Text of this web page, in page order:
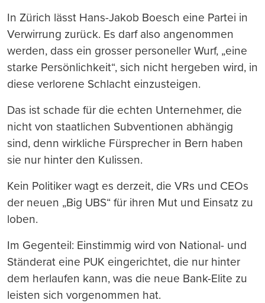
In Zürich lässt Hans-Jakob Boesch eine Partei in
Verwirrung zurück. Es darf also angenommen
werden, dass ein grosser personeller Wurf, „eine
starke Persönlichkeit“, sich nicht hergeben wird, in
diese verlorene Schlacht einzusteigen.
Das ist schade für die echten Unternehmer, die
nicht von staatlichen Subventionen abhängig
sind, denn wirkliche Fürsprecher in Bern haben
sie nur hinter den Kulissen.
Kein Politiker wagt es derzeit, die VRs und CEOs
der neuen „Big UBS“ für ihren Mut und Einsatz zu
loben.
Im Gegenteil: Einstimmig wird von National- und
Ständerat eine PUK eingerichtet, die nur hinter
dem herlaufen kann, was die neue Bank-Elite zu
leisten sich vorgenommen hat.